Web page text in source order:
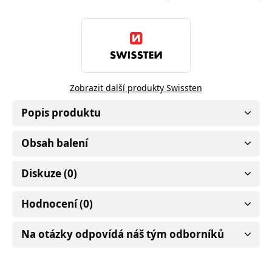
Zobrazit další produkty Swissten
Popis produktu
Obsah balení
Diskuze (0)
Hodnocení (0)
Na otázky odpovídá náš tým odborníků